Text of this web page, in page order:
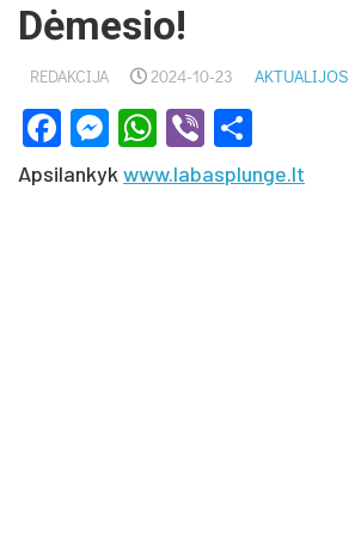
Dėmesio!
REDAKCIJA 2024-10-23 AKTUALIJOS
Facebook
Messenger
WhatsApp
Viber
Apsilankyk www.labasplunge.lt